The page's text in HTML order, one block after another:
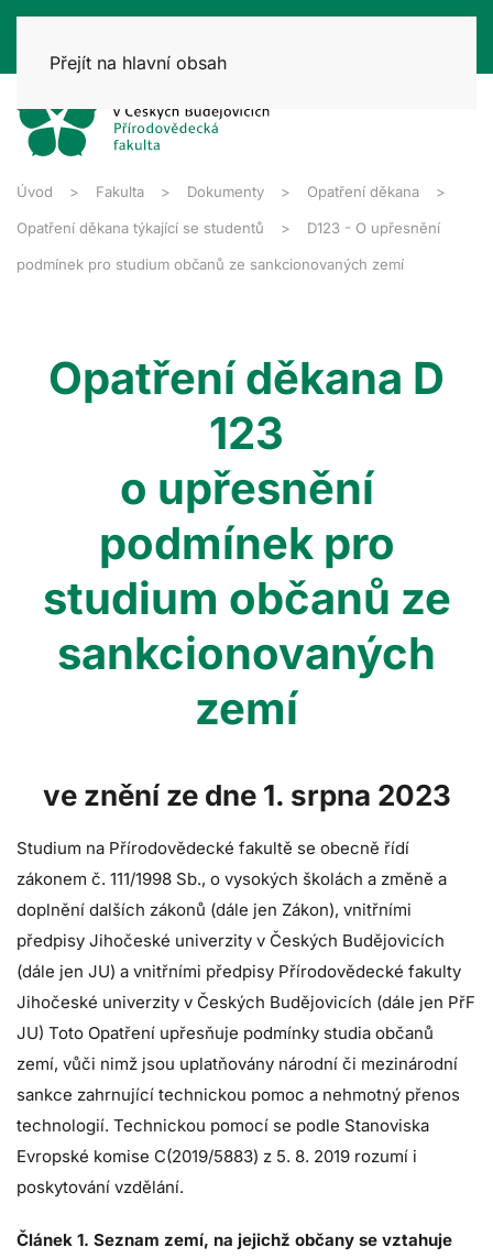
Přejít na hlavní obsah
Úvod Fakulta Dokumenty Opatření děkana
Opatření děkana týkající se studentů D123 - O upřesnění
podmínek pro studium občanů ze sankcionovaných zemí
Opatření děkana D
123
o upřesnění
podmínek pro
studium občanů ze
sankcionovaných
zemí
ve znění ze dne 1. srpna 2023
Studium na Přírodovědecké fakultě se obecně řídí
zákonem č. 111/1998 Sb., o vysokých školách a změně a
doplnění dalších zákonů (dále jen Zákon), vnitřními
předpisy Jihočeské univerzity v Českých Budějovicích
(dále jen JU) a vnitřními předpisy Přírodovědecké fakulty
Jihočeské univerzity v Českých Budějovicích (dále jen PřF
JU) Toto Opatření upřesňuje podmínky studia občanů
zemí, vůči nimž jsou uplatňovány národní či mezinárodní
sankce zahrnující technickou pomoc a nehmotný přenos
technologií. Technickou pomocí se podle Stanoviska
Evropské komise C(2019/5883) z 5. 8. 2019 rozumí i
poskytování vzdělání.
Článek 1. Seznam zemí, na jejichž občany se vztahuje